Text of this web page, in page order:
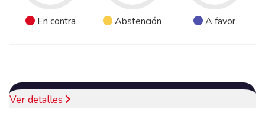
En contra Abstención A favor
Ver detalles